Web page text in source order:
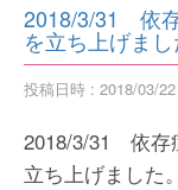
2018/3/31 依
を立ち上げまし
投稿日時 : 2018/03/22
2018/3/31 依存
立ち上げました。